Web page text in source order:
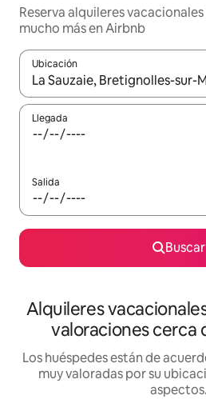
Reserva alquileres
mucho más en Airbnb
Ubicación
Cuando los resultados estén
Llegada
Salida
Buscar
Alquileres
valoraciones cerca
Los huéspedes están de
muy valoradas por su
aspectos.